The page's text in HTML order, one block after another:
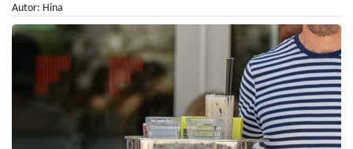
Autor: Hina